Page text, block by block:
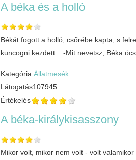
A béka és a holló
Békát fogott a holló, csőrébe kapta, s
kuncogni kezdett. -Mit nevetsz, Béka
Kategória:Állatmesék
Látogatás107945
Értékelés
A béka-királykisasszony
Mikor volt, mikor nem volt - volt